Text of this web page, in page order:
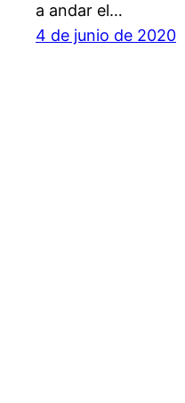
a andar el…
4 de junio de 2020